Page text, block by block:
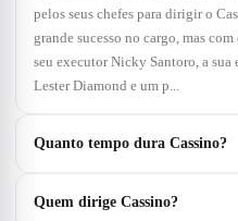
pelos seus chefes para dirigir o
grande sucesso no cargo, mas
seu executor Nicky Santoro, a
Lester Diamond e um p...
Quanto tempo dura Cassino?
Quem dirige Cassino?